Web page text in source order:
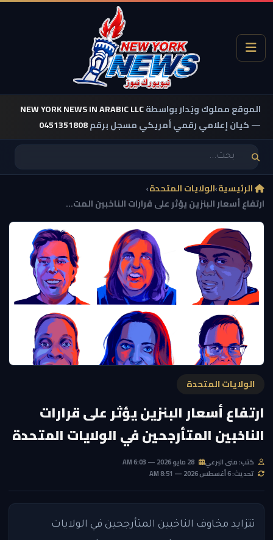
الموقع مملوك ويُدار بواسطةNEW YORK NEWS IN ARABIC LLC
— كيان إعلامي رقمي أمريكي مسجل برقم0451351808
الرئيسية›الولايات المتحدة›
ارتفاع أسعار البنزين يؤثر على قرارات الناخبين المت...
الولايات المتحدة
ارتفاع أسعار البنزين يؤثر على قرارات
الناخبين المتأرجحين في الولايات المتحدة
كتب: منى البرعي
تحديث: 6 أغسطس 2026 — 8:51 AM
تتزايد مخاوف الناخبين المتأرجحين في الولايات